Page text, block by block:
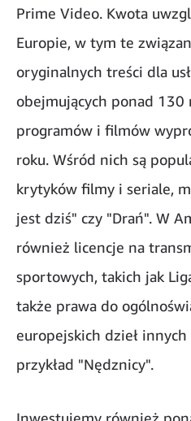
Prime Video. Kwota
Europie, w tym te
oryginalnych treści dla
obejmujących ponad 130
programów i filmów
roku. Wśród nich są
krytyków filmy i seriale,
jest dziś" czy "Drań". W
również licencje na
sportowych, takich jak
także prawa do
europejskich dzieł
przykład "Nędznicy".